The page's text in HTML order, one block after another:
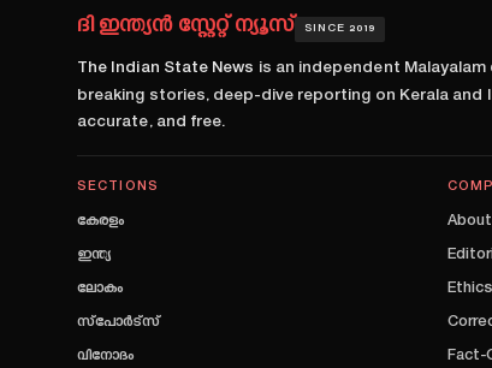
ദി ഇന്ത്യൻ സ്റ്റേറ്റ് ന്യൂസ് SINCE 2019
The Indian State News is an independent
breaking stories, deep-dive reporting on Kerala
accurate, and free.
SECTIONS
കേരളം
ഇന്ത്യ
ലോകം
സ്പോർട്സ്
വിനോദം
About
Ethics
Fact-